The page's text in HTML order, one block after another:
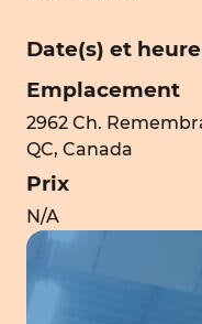
Date(s) et
Emplacement
2962 Ch.
QC, Canada
Prix
N/A